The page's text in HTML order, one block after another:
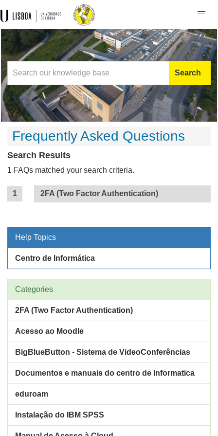
Search
Frequently Asked Questions
Search Results
1 FAQs matched your search criteria.
2FA (Two Factor Authentication)
Help Topics
Centro de Informática
Categories
2FA (Two Factor Authentication)
Acesso ao Moodle
BigBlueButton - Sistema de VideoConferências
Documentos e manuais do centro de Informatica
eduroam
Instalação do IBM SPSS